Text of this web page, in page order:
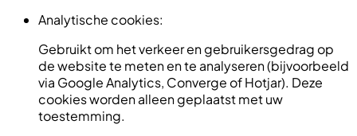
Analytische cookies:
Gebruikt om het verkeer en gebruikersgedrag op
de website te meten en te analyseren (bijvoorbeeld
via Google Analytics, Converge of Hotjar). Deze
cookies worden alleen geplaatst met uw
toestemming.